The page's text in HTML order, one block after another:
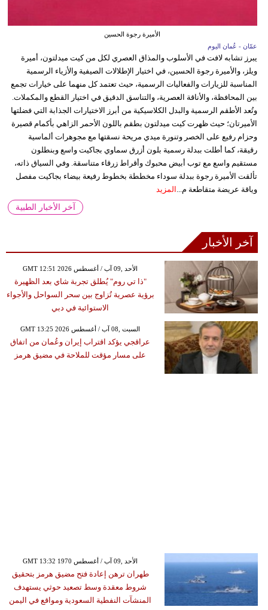
الأميرة رجوة الحسين
عمّان - عُمان اليوم
يبرز تشابه لافت في الأسلوب والمذاق العصري لكل من كيت ميدلتون، أميرة
ويلز، والأميرة رجوة الحسين، في اختيار الإطلالات الصيفية والأزياء الرسمية
المناسبة للزيارات والفعاليات الرسمية، حيث تعتمد كل منهما على خيارات تجمع
بين المحافظة، والأناقة العصرية، والتناسق الدقيق في اختيار القطع والمكملات.
وتُعد الأطقم الرسمية والبدل الكلاسيكية من أبرز الاختيارات الجذابة التي فضلتها
الأميرتان؛ حيث ظهرت كيت ميدلتون بطقم باللون الأحمر الزاهي بأكمام قصيرة
وحزام رفيع على الخصر وتنورة ميدي مريحة نسقتها مع مجوهرات ألماسية
رقيقة، كما أطلت ببدلة رسمية بلون أزرق سماوي بجاكيت واسع وبنطلون
مستقيم واسع مع توب أبيض محبوك وأقراط زرقاء متناسقة. وفي السياق ذاته،
تألقت الأميرة رجوة ببدلة سوداء مخططة بخطوط رفيعة بيضاء بجاكيت مفصل
وياقة عريضة متقاطعة م... المزيد
آخر الأخبار الطبية
آخر الأخبار
GMT 12:51 2026 الأحد ,09 آب / أغسطس
"ذا تي روم" يُطلق تجربة شاي بعد الظهيرة
برؤية عصرية تُزاوج بين سحر السواحل والأجواء
الاستوائية في دبي
GMT 13:25 2026 السبت ,08 آب / أغسطس
عراقجي يؤكد اقتراب إيران وعُمان من اتفاق
على مسار مؤقت للملاحة في مضيق هرمز
GMT 13:32 1970 الأحد ,09 آب / أغسطس
طهران ترهن إعادة فتح مضيق هرمز بتحقيق
شروط معقدة وسط تصعيد حوثي يستهدف
المنشآت النفطية السعودية ومواقع في اليمن